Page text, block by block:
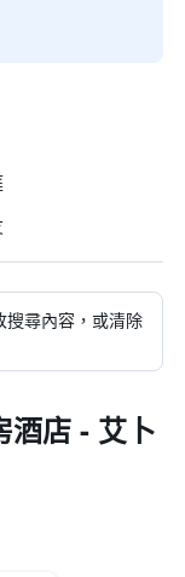
搜尋內容，或清除
酒店 - 艾卜